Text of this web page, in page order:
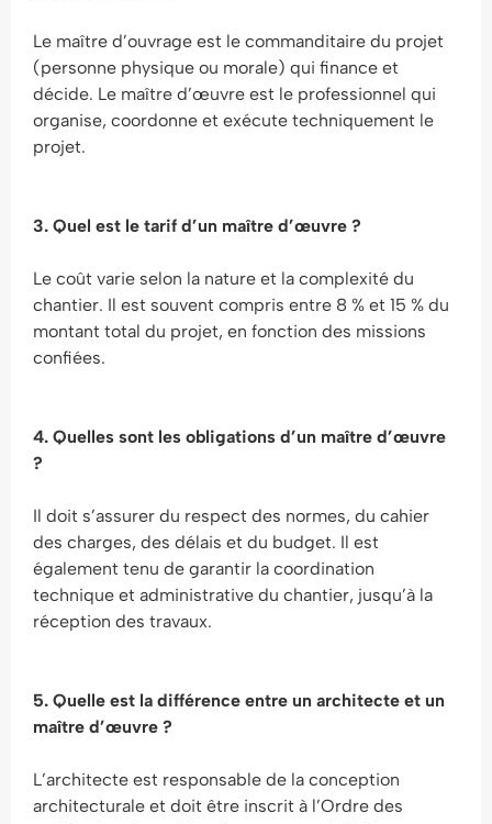
Le maître d’ouvrage est le commanditaire du projet
(personne physique ou morale) qui finance et
décide. Le maître d’œuvre est le professionnel qui
organise, coordonne et exécute techniquement le
projet.
3. Quel est le tarif d’un maître d’œuvre ?
Le coût varie selon la nature et la complexité du
chantier. Il est souvent compris entre 8 % et 15 % du
montant total du projet, en fonction des missions
confiées.
4. Quelles sont les obligations d’un maître d’œuvre
?
Il doit s’assurer du respect des normes, du cahier
des charges, des délais et du budget. Il est
également tenu de garantir la coordination
technique et administrative du chantier, jusqu’à la
réception des travaux.
5. Quelle est la différence entre un architecte et un
maître d’œuvre ?
L’architecte est responsable de la conception
architecturale et doit être inscrit à l’Ordre des